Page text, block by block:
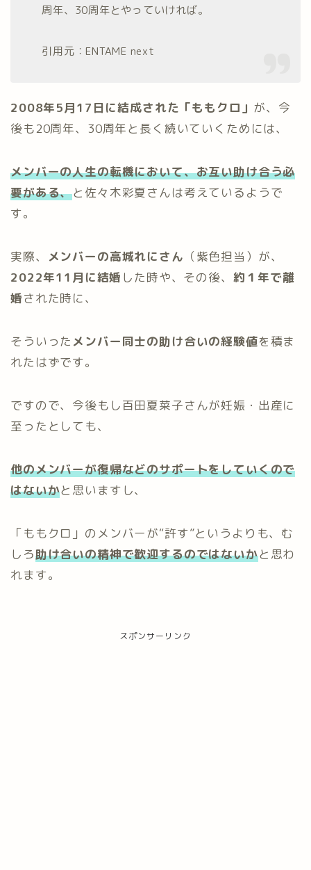
周年、30周年とやっていければ。
引用元：ENTAME next
2008年5月17日に結成された「ももクロ」 が、今
後も20周年、30周年と長く続いていくためには、
メンバーの人生の転機において、お互い助け合う必
要がある、と佐々木彩夏さんは考えているようで
す。
実際、 メンバーの高城れにさん （紫色担当）が、
2022年11月に結婚 した時や、その後、 約１年で離
婚された時に、
そういった メンバー同士の助け合いの経験値を積ま
れたはずです。
ですので、今後もし百田夏菜子さんが妊娠・出産に
至ったとしても、
他のメンバーが復帰などのサポートをしていくので
はないかと思いますし、
「ももクロ」のメンバーが“許す”というよりも、む
しろ助け合いの精神で歓迎するのではないかと思わ
れます。
スポンサーリンク